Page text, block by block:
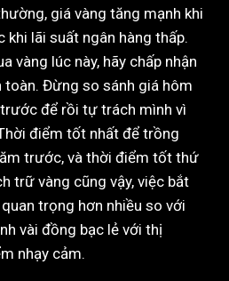
giá vàng tăng mạnh khi
lãi suất ngân hàng thấp.
vàng lúc này, hãy chấp nhận
toàn. Đừng so sánh giá hôm
để rồi tự trách mình vì
điểm tốt nhất để trồng
trước, và thời điểm tốt thứ
trữ vàng cũng vậy, việc bắt
trọng hơn nhiều so với
vài đồng bạc lẻ với thị
nhạy cảm.